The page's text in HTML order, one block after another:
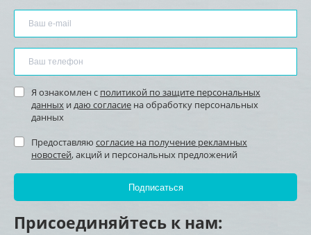
Я ознакомлен с политикой по защите персональных
данных и даю согласие на обработку персональных
данных
Предоставляю согласие на получение рекламных
новостей, акций и персональных предложений
Присоединяйтесь к нам: